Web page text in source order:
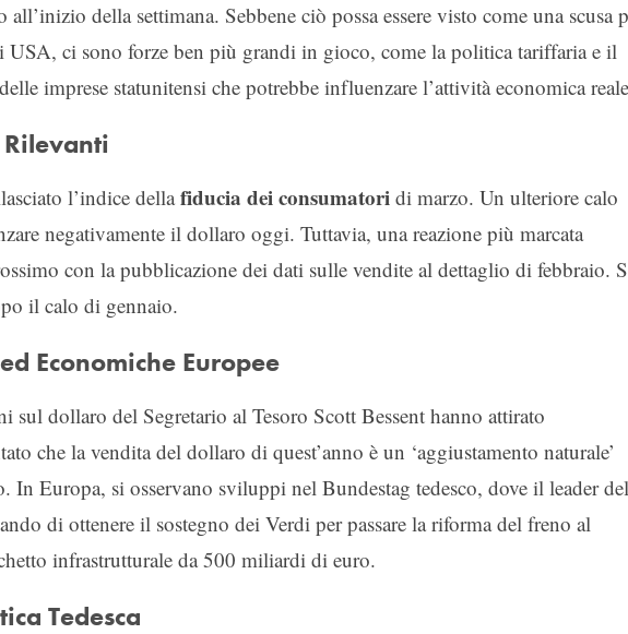
della settimana. Sebbene ciò possa essere visto come una scusa
USA, ci sono forze ben più grandi in gioco, come la politica tariffaria e il
imprese statunitensi che potrebbe influenzare l’attività economica
l’indice dellafiducia dei consumatori di marzo. Un ulteriore calo
negativamente il dollaro oggi. Tuttavia, una reazione più marcata
con la pubblicazione dei dati sulle vendite al dettaglio di febbraio.
il calo di gennaio.
Economiche Europee
sul dollaro del Segretario al Tesoro Scott Bessent hanno attirato
che la vendita del dollaro di quest’anno è un ‘aggiustamento naturale’
In Europa, si osservano sviluppi nel Bundestag tedesco, dove il leader
di ottenere il sostegno dei Verdi per passare la riforma del freno al
infrastrutturale da 500 miliardi di euro.
Tedesca